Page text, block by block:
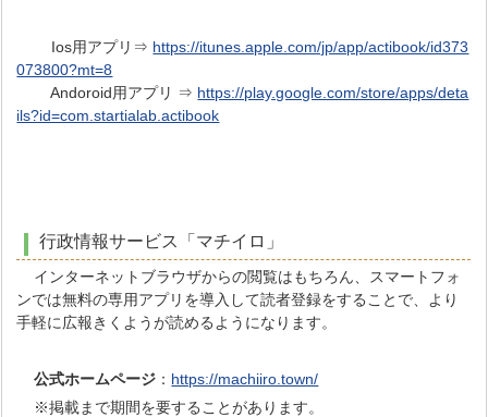
Ios用アプリ⇒ https://itunes.apple.com/jp/app/actibook/id373
073800?mt=8
Andoroid用アプリ ⇒ https://play.google.com/store/apps/deta
ils?id=com.startialab.actibook
行政情報サービス「マチイロ」
インターネットブラウザからの閲覧はもちろん、スマートフォ
ンでは無料の専用アプリを導入して読者登録をすることで、より
手軽に広報きくようが読めるようになります。
公式ホームページ ： https://machiiro.town/
※掲載まで期間を要することがあります。